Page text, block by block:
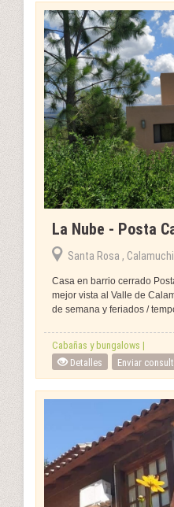
La Nube - Posta
Santa Rosa ,
Casa en barrio cerrado
mejor vista al Valle de
de semana y feriados /
Cabañas y bungalows |
Detalles
Enviar